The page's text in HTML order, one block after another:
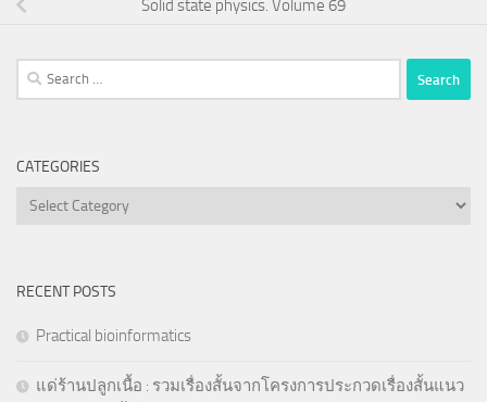
Solid state physics. Volume 69
Search
for:
CATEGORIES
Categories
RECENT POSTS
Practical bioinformatics
แด่ร้านปลูกเนื้อ : รวมเรื่องสั้นจากโครงการประกวดเรื่องสั้นแนว